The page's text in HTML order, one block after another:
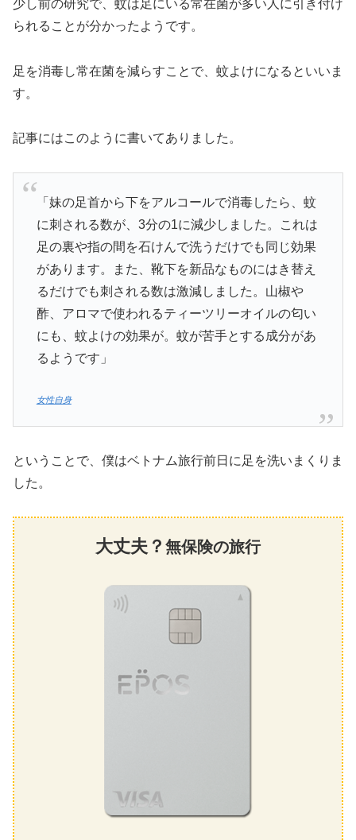
少し前の研究で、蚊は足にいる常在菌が多い人に引き付け
られることが分かったようです。
足を消毒し常在菌を減らすことで、蚊よけになるといいま
す。
記事にはこのように書いてありました。
「妹の足首から下をアルコールで消毒したら、蚊
に刺される数が、3分の1に減少しました。これは
足の裏や指の間を石けんで洗うだけでも同じ効果
があります。また、靴下を新品なものにはき替え
るだけでも刺される数は激減しました。山椒や
酢、アロマで使われるティーツリーオイルの匂い
にも、蚊よけの効果が。蚊が苦手とする成分があ
るようです」
女性自身
ということで、僕はベトナム旅行前日に足を洗いまくりま
した。
大丈夫？ 無保険の旅行